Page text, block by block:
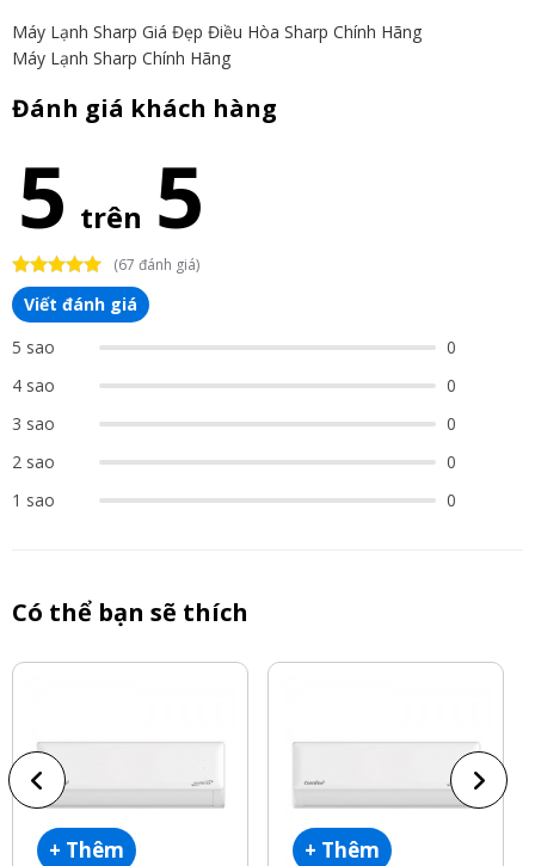
Máy Lạnh Sharp Giá Đẹp Điều Hòa Sharp Chính Hãng
Máy Lạnh Sharp Chính Hãng
Đánh giá khách hàng
5 trên 5
(67 đánh giá)
Viết đánh giá
5 sao
0
4 sao
0
3 sao
0
2 sao
0
1 sao
0
Có thể bạn sẽ thích
+ Thêm + Thêm